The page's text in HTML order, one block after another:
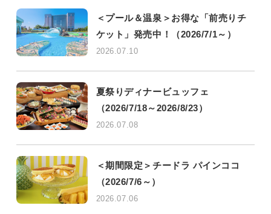
＜プール＆温泉＞お得な「前売りチ
ケット」発売中！（2026/7/1～）
2026.07.10
夏祭りディナービュッフェ
（2026/7/18～2026/8/23）
2026.07.08
＜期間限定＞チードラ パインココ
（2026/7/6～）
2026.07.06